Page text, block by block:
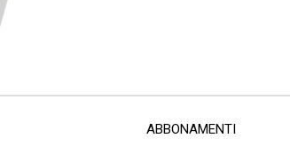
ABBONAMENTI